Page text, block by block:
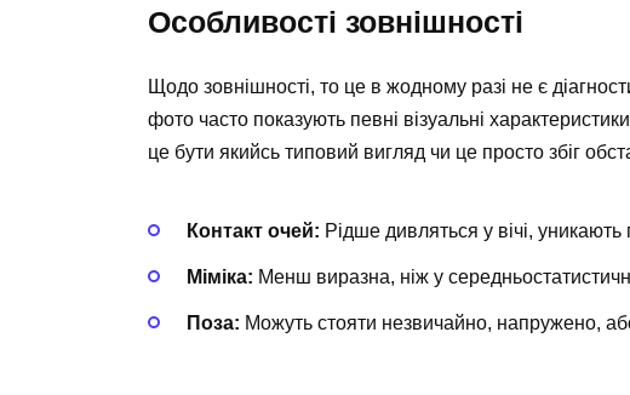
Особливості зовнішності
Щодо зовнішності, то це в жодному разі не є
фото часто показують певні візуальні
це бути якийсь типовий вигляд чи це просто збіг
Контакт очей: Рідше дивляться у вічі,
Міміка: Менш виразна, ніж у
Поза: Можуть стояти незвичайно, напружено,